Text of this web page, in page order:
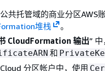
共托管域的商业分区AWS
堆栈
。
CloudFormation 输出”
和
分区帐户中，使用